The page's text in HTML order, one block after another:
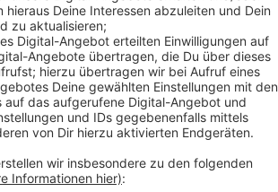
eine Online-Umfrage entwickelt, bei
Eltern anonym teilnehmen
s/5a95196?